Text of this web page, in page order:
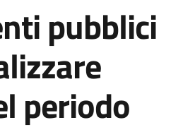
pubblici
periodo